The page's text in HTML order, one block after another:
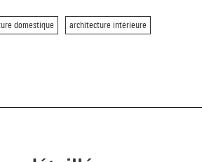
domestique architecture intérieure